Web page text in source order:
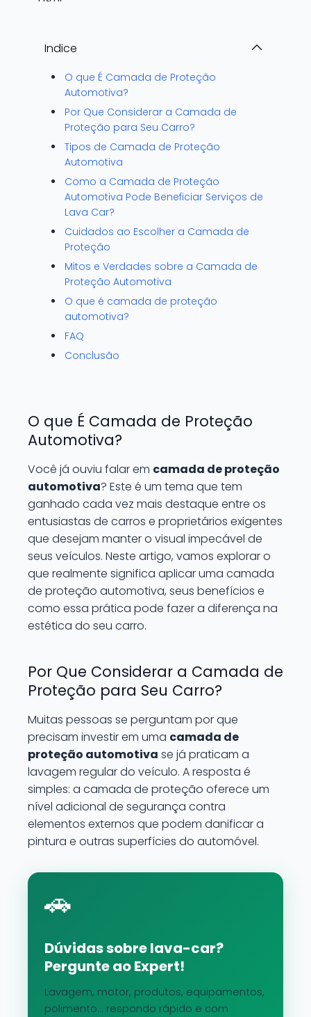
Indice
O que É Camada de Proteção
Automotiva?
Por Que Considerar a Camada de
Proteção para Seu Carro?
Tipos de Camada de Proteção
Automotiva
Como a Camada de Proteção
Automotiva Pode Beneficiar Serviços de
Lava Car?
Cuidados ao Escolher a Camada de
Proteção
Mitos e Verdades sobre a Camada de
Proteção Automotiva
O que é camada de proteção
automotiva?
FAQ
Conclusão
O que É Camada de Proteção
Automotiva?
Você já ouviu falar em camada de proteção
automotiva? Este é um tema que tem
ganhado cada vez mais destaque entre os
entusiastas de carros e proprietários exigentes
que desejam manter o visual impecável de
seus veículos. Neste artigo, vamos explorar o
que realmente significa aplicar uma camada
de proteção automotiva, seus benefícios e
como essa prática pode fazer a diferença na
estética do seu carro.
Por Que Considerar a Camada de
Proteção para Seu Carro?
Muitas pessoas se perguntam por que
precisam investir em uma camada de
proteção automotiva se já praticam a
lavagem regular do veículo. A resposta é
simples: a camada de proteção oferece um
nível adicional de segurança contra
elementos externos que podem danificar a
pintura e outras superfícies do automóvel.
🚗
Dúvidas sobre lava-car?
Pergunte ao Expert!
Lavagem, motor, produtos, equipamentos,
polimento... respondo rápido e com